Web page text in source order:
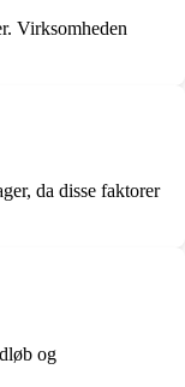
Virksomheden
da disse faktorer
og